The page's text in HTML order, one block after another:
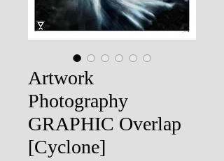
Artwork
Photography
GRAPHIC Overlap
[Cyclone]